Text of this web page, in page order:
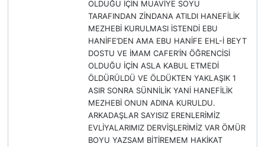
OLDUĞU İÇİN MUAVİYE SOYU
TARAFINDAN ZİNDANA ATILDI HANEFİLİK
MEZHEBİ KURULMASI İSTENDİ EBU
HANİFE’DEN AMA EBU HANİFE EHL-İ BEYT
DOSTU VE İMAM CAFER’İN ÖĞRENCİSİ
OLDUĞU İÇİN ASLA KABUL ETMEDİ
ÖLDÜRÜLDÜ VE ÖLDÜKTEN YAKLAŞIK 1
ASIR SONRA SÜNNİLİK YANİ HANEFİLİK
MEZHEBİ ONUN ADINA KURULDU.
ARKADAŞLAR SAYISIZ ERENLERİMİZ
EVLİYALARIMIZ DERVİŞLERİMİZ VAR ÖMÜR
BOYU YAZSAM BİTİREMEM HAKİKAT